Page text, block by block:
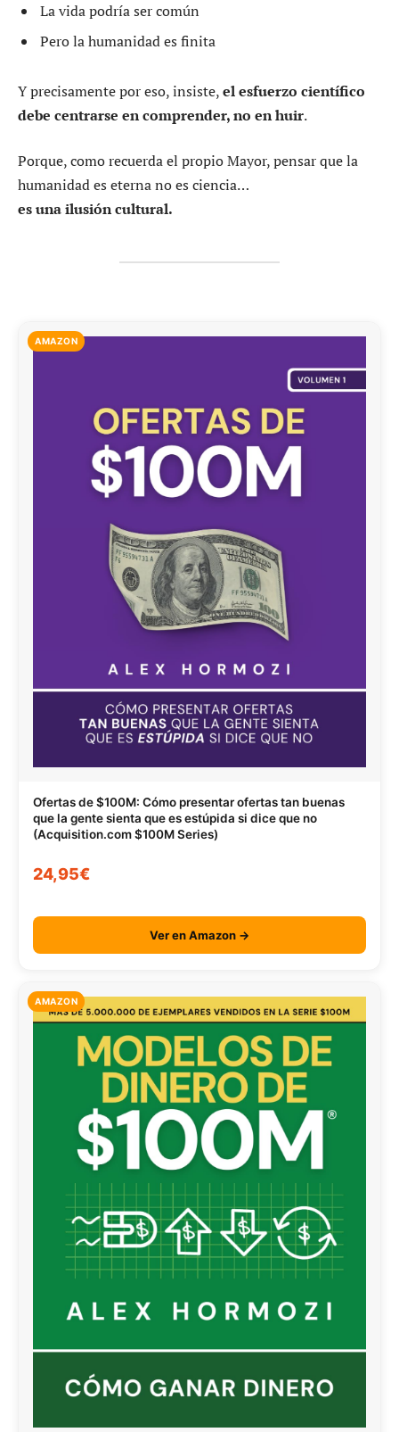
La vida podría ser común
Pero la humanidad es finita
Y precisamente por eso, insiste,el esfuerzo científico
debe centrarse en comprender, no en huir.
Porque, como recuerda el propio Mayor, pensar que la
humanidad es eterna no es ciencia…
es una ilusión cultural.
AMAZON
Ofertas de $100M: Cómo presentar ofertas tan buenas
que la gente sienta que es estúpida si dice que no
(Acquisition.com $100M Series)
24,95€
Ver en Amazon →
AMAZON